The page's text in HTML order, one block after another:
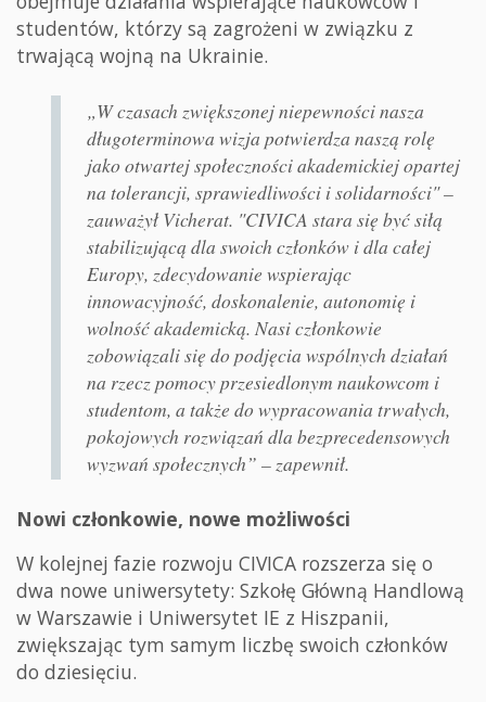
studentów, którzy są zagrożeni w związku z
trwającą wojną na Ukrainie.
„W czasach zwiększonej niepewności nasza
długoterminowa wizja potwierdza naszą rolę
jako otwartej społeczności akademickiej opartej
na tolerancji, sprawiedliwości i solidarności" –
zauważył Vicherat. "CIVICA stara się być siłą
stabilizującą dla swoich członków i dla całej
Europy, zdecydowanie wspierając
innowacyjność, doskonalenie, autonomię i
wolność akademicką. Nasi członkowie
zobowiązali się do podjęcia wspólnych działań
na rzecz pomocy przesiedlonym naukowcom i
studentom, a także do wypracowania trwałych,
pokojowych rozwiązań dla bezprecedensowych
wyzwań społecznych” – zapewnił.
Nowi członkowie, nowe możliwości
W kolejnej fazie rozwoju CIVICA rozszerza się o
dwa nowe uniwersytety: Szkołę Główną Handlową
w Warszawie i Uniwersytet IE z Hiszpanii,
zwiększając tym samym liczbę swoich członków
do dziesięciu.